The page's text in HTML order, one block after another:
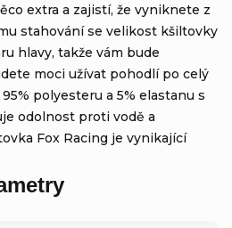
extra a zajistí, že vyniknete z
stahování se velikost kšiltovky
hlavy, takže vám bude
moci užívat pohodlí po celý
polyesteru a 5% elastanu s
odolnost proti vodě a
Fox Racing je vynikající